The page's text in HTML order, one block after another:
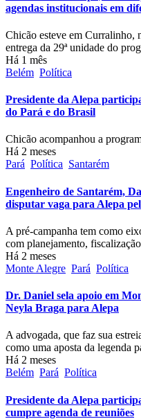
agendas institucionais em
Chicão esteve em Curralinho,
entrega da 29ª unidade do
Há 1 mês
Belém Política
Presidente da Alepa
do Pará e do Brasil
Chicão acompanhou a
Há 2 meses
Pará Política Santarém
Engenheiro de Santarém,
disputar vaga para Alepa
A pré-campanha tem como
com planejamento,
Há 2 meses
Monte Alegre Pará Política
Dr. Daniel sela apoio em
Neyla Braga para Alepa
A advogada, que faz sua
como uma aposta da legenda
Há 2 meses
Belém Pará Política
Presidente da Alepa
cumpre agenda de reuniões